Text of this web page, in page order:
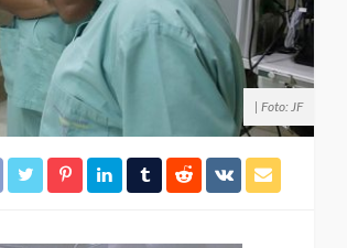
| Foto: JF